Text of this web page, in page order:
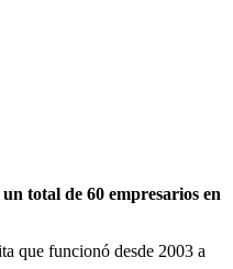
total de 60 empresarios en
que funcionó desde 2003 a